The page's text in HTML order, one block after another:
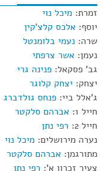
זמרת: מיכל נוי
יוסף: אלכס קלצ'קין
שרה: נעמי בלומנטל
נעמן: אשר צרפתי
גב' פסקאל: פנינה גרי
יצחק: יצחק קלוגר
ג'אלל ביי: פנחס גולדברג
חייל 1:
אברהם סלקטר
חייל 2:
רפי נתן
נערה מירושלים: מיכל נוי
מתורגמן: אברהם סלקטר
צעיר זכרון א': רפי נתן